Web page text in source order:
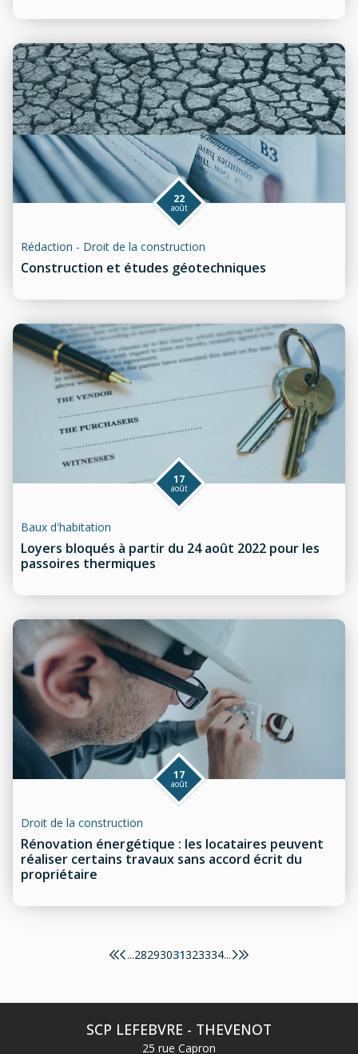
Construction et études géotechniques
22
août
Rédaction - Droit de la construction
Loyers bloqués à partir du 24 août 2022 pour les
passoires thermiques
17
août
Baux d'habitation
Rénovation énergétique : les locataires peuvent
réaliser certains travaux sans accord écrit du
propriétaire
17
août
Droit de la construction
...28293031323334...
SCP LEFEBVRE - THEVENOT
25 rue Capron